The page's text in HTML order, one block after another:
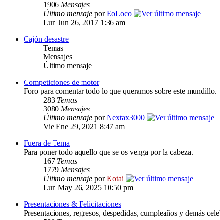
1906 Mensajes
Último mensaje porEoLoco
Lun Jun 26, 2017 1:36 am
Cajón desastre
Temas
Mensajes
Último mensaje
Competiciones de motor
Foro para comentar todo lo que queramos sobre este mundillo.
283 Temas
3080 Mensajes
Último mensaje porNextax3000
Vie Ene 29, 2021 8:47 am
Fuera de Tema
Para poner todo aquello que se os venga por la cabeza.
167 Temas
1779 Mensajes
Último mensaje porKotai
Lun May 26, 2025 10:50 pm
Presentaciones & Felicitaciones
Presentaciones, regresos, despedidas, cumpleaños y demás